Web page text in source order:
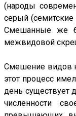
(народы
серый
Смешанные же
межвидовой
Смешение видов
этот процесс
день существует
численности